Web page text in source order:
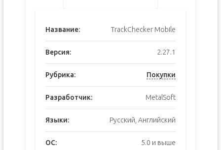
Название: TrackChecker Mobile
Версия: 2.27.1
Рубрика: Покупки
Разработчик: MetalSoft
Языки: Русский, Английский
ОС: 5.0 и выше